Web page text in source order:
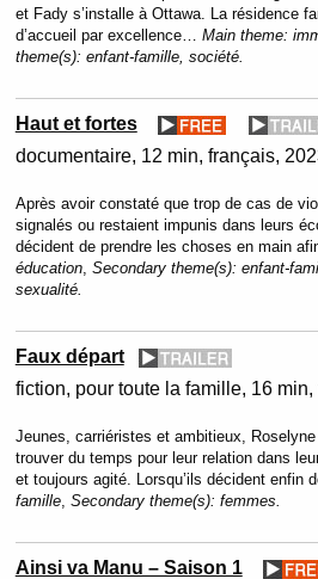
et Fady s’installe à Ottawa. La résidence
d’accueil par excellence… Main theme:
theme(s): enfant-famille, société.
Haut et fortes
documentaire 12 min français
Après avoir constaté que trop de cas de
signalés ou restaient impunis dans leurs
décident de prendre les choses en main
éducation, Secondary theme(s): enfant-
sexualité.
Faux départ
fiction pour toute la famille 16 min
Jeunes, carriéristes et ambitieux,
trouver du temps pour leur relation dans
et toujours agité. Lorsqu’ils décident enfin
famille, Secondary theme(s): femmes.
Ainsi va Manu – Saison 1